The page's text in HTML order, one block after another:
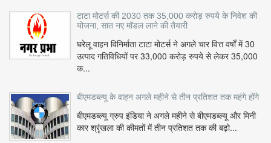
टाटा मोटर्स की 2030 तक 35,000 करोड़ रुपये के निवेश की
योजना, सात नए मॉडल लाने की तैयारी
घरेलू वाहन विनिर्माता टाटा मोटर्स ने अगले चार वित्त वर्षों में 30
उत्पाद गतिविधियों पर 33,000 करोड़ रुपये से लेकर 35,000
क...
बीएमडब्ल्यू के वाहन अगले महीने से तीन प्रतिशत तक महंगे होंगे
बीएमडब्ल्यू ग्रुप इंडिया ने अगले महीने से बीएमडब्ल्यू और मिनी
कार श्रृंखला की कीमतों में तीन प्रतिशत तक की बढ़ो...